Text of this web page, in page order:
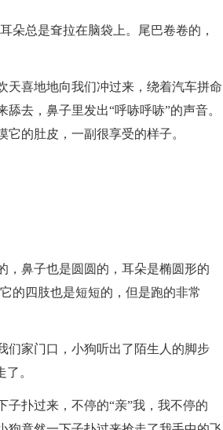
朵总是耷拉在脑袋上。尾巴卷卷的，
天喜地地向我们冲过来，绕着汽车拼命
去，鼻子里发出“呼哧呼哧”的声音。
的肚皮，一副很享受的样子。
，鼻子也是圆圆的，耳朵是椭圆形的
的四肢也是短短的，但是跑的非常
们家门口，小狗听出了陌生人的脚步
。
扑过来，不停的“亲”我，我不停的